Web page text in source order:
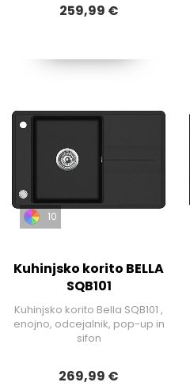
259,99 €
10
Kuhinjsko korito BELLA
SQB101
Kuhinjsko korito Bella SQB101 ,
enojno, odcejalnik, pop-up in
sifon
269,99 €